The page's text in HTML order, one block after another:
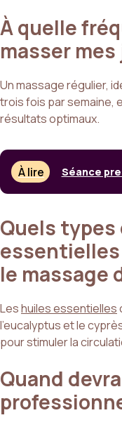
À quelle
masser mes
Un massage régulier,
trois fois par semaine,
résultats optimaux.
À lire Séance
Quels types
le massage
Leshuiles essentielles
l’eucalyptus et le
pour stimuler la
Quand